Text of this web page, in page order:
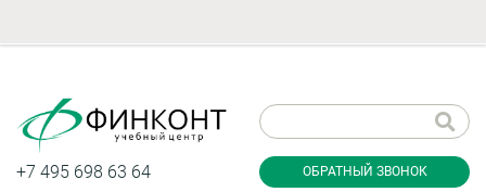
+7 495 698 63 64 ОБРАТНЫЙ ЗВОНОК
звонок